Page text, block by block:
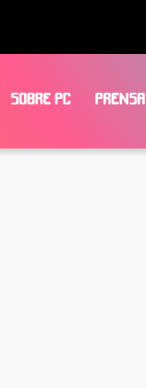
SOBRE PC PRENSA